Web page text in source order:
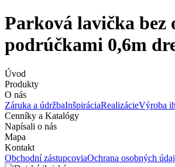
Parková lavička bez
podrúčkami 0,6m
Úvod
Produkty
O nás
Záruka a údržbaInšpiráciaRealizácieVýroba
Cenníky a Katalógy
Napísali o nás
Mapa
Kontakt
Obchodní zástupcoviaOchrana osobných